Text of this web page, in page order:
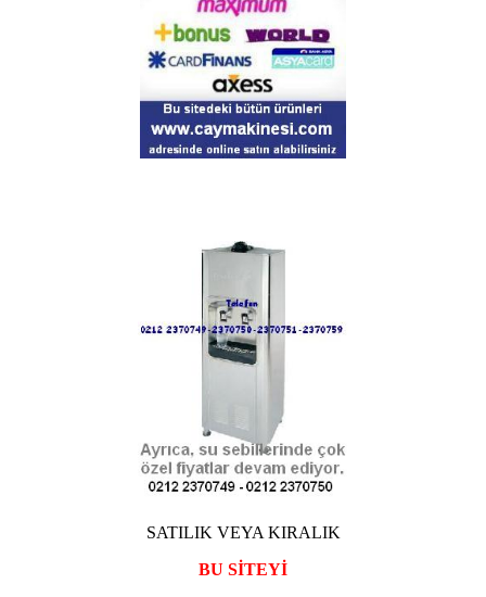
SATILIK VEYA KIRALIK
BU SİTEYİ